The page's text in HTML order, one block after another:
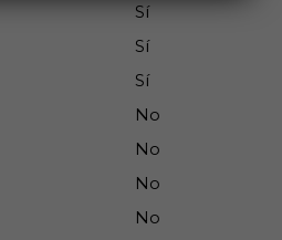
Sí
Sí
Sí
No
No
No
No